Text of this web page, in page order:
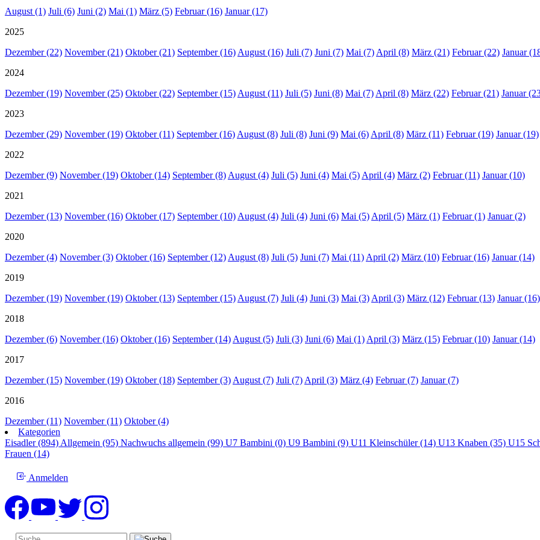
August (1) Juli (6) Juni (2) Mai (1) März (5) Februar (16) Januar (17)
2025
Dezember (22) November (21) Oktober (21) September (16)August (16) Juli (7) Juni (7) Mai (7)April (8) März (21) Februar (22) Januar
2024
Dezember (19) November (25) Oktober (22) September (15)August (11) Juli (5) Juni (8) Mai (7)April (8) März (22) Februar (21) Januar
2023
Dezember (29) November (19) Oktober (11) September (16)August (8) Juli (8) Juni (9) Mai (6)April (8) März (11) Februar (19) Januar (19)
2022
Dezember (9) November (19) Oktober (14) September (8)August (4) Juli (5) Juni (4) Mai (5)April (4) März (2) Februar (11) Januar (10)
2021
Dezember (13) November (16) Oktober (17) September (10)August (4) Juli (4) Juni (6) Mai (5)April (5) März (1) Februar (1) Januar (2)
2020
Dezember (4) November (3) Oktober (16) September (12)August (8) Juli (5) Juni (7) Mai (11)April (2) März (10) Februar (16) Januar (14)
2019
Dezember (19) November (19) Oktober (13) September (15)August (7) Juli (4) Juni (3) Mai (3)April (3) März (12) Februar (13) Januar (16)
2018
Dezember (6) November (16) Oktober (16) September (14)August (5) Juli (3) Juni (6) Mai (1)April (3) März (15) Februar (10) Januar (14)
2017
Dezember (15) November (19) Oktober (18) September (3)August (7) Juli (7)April (3) März (4) Februar (7) Januar (7)
2016
Dezember (11) November (11) Oktober (4)
Kategorien
Eisadler (894)Allgemein (95) Nachwuchs allgemein (99) U7 Bambini (0) U9 Bambini (9) U11 Kleinschüler (14) U13 Knaben (35) U15
Frauen (14)
Anmelden